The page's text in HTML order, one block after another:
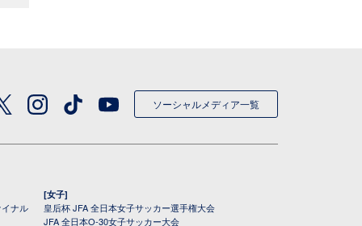
ソーシャルメディア一覧
ナル
[女子]
皇后杯 JFA 全日本女子サッカー選手権大会
JFA 全日本O-30女子サッカー大会